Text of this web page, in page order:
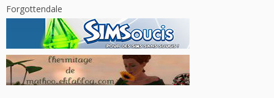
Forgottendale